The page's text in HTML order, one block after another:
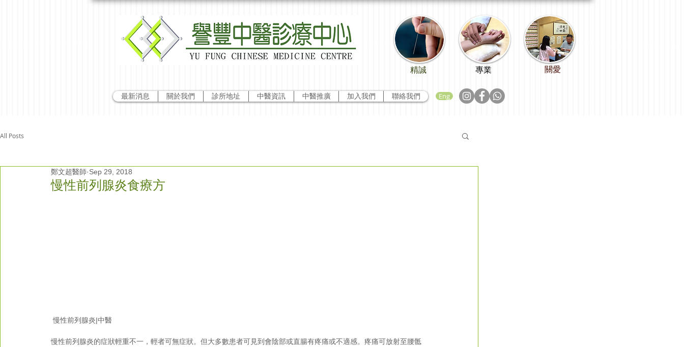
精誠
最新消息 關於我們 診所地址 中醫資訊 中醫推廣 加入我們 聯絡我們 Eng
專業 關愛
All Posts
慢性前列腺炎食療方
鄭文超醫師 Sep 29, 2018
慢性前列腺炎|中醫
慢性前列腺炎的症狀輕重不一，輕者可無症狀。但大多數患者可見到會陰部或直腸有疼痛或不適感。疼痛可放射至腰骶